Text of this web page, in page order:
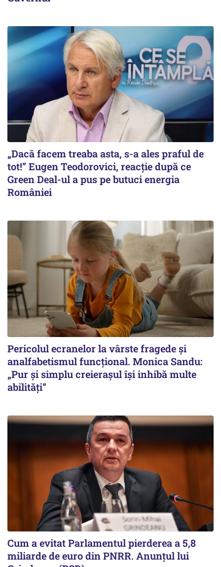
„Dacă facem treaba asta, s-a ales praful de
tot!” Eugen Teodorovici, reacție după ce
Green Deal-ul a pus pe butuci energia
României
Pericolul ecranelor la vârste fragede și
analfabetismul funcțional. Monica Sandu:
„Pur și simplu creierașul își inhibă multe
abilități”
Cum a evitat Parlamentul pierderea a 5,8
miliarde de euro din PNRR. Anunțul lui